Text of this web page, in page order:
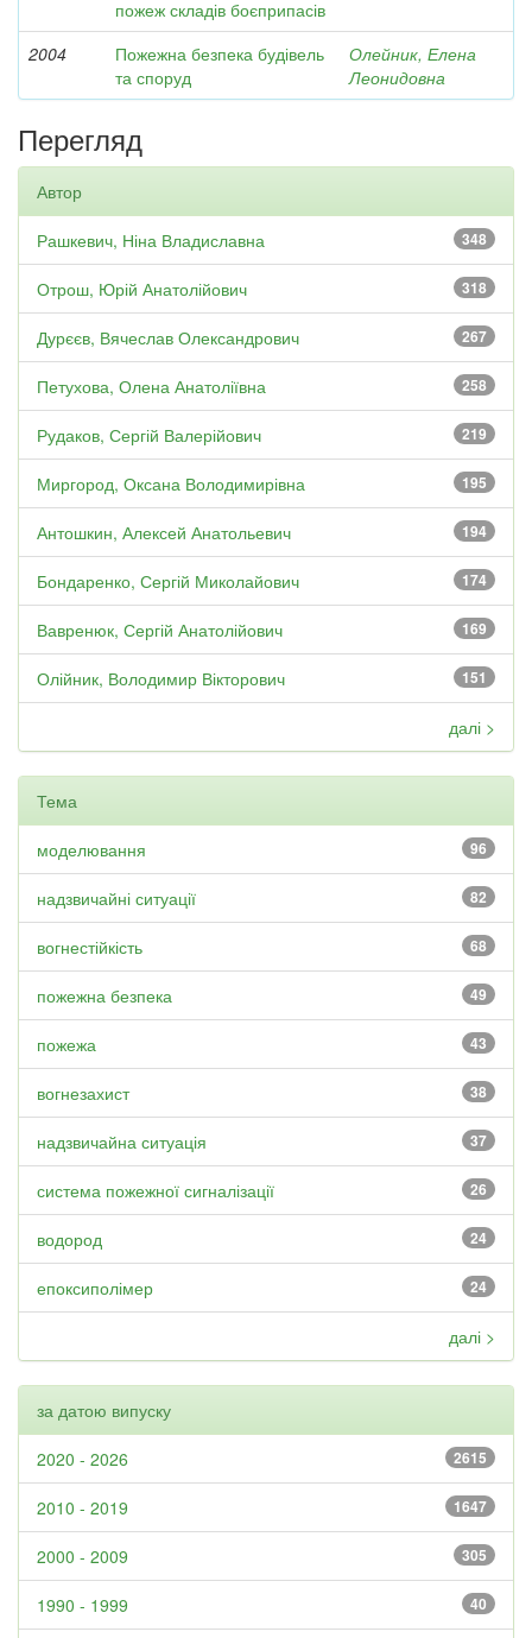
пожеж складів боєприпасів
2004
Пожежна безпека будівель
та споруд
Олейник, Елена
Леонидовна
Перегляд
Автор
348
Рашкевич, Ніна Владиславна
318
Отрош, Юрій Анатолійович
267
Дурєєв, Вячеслав Олександрович
258
Петухова, Олена Анатоліївна
219
Рудаков, Сергій Валерійович
195
Миргород, Оксана Володимирівна
194
Антошкин, Алексей Анатольевич
174
Бондаренко, Сергій Миколайович
169
Вавренюк, Сергій Анатолійович
151
Олійник, Володимир Вікторович
далі >
Тема
96
моделювання
82
надзвичайні ситуації
68
вогнестійкість
49
пожежна безпека
43
пожежа
38
вогнезахист
37
надзвичайна ситуація
26
система пожежної сигналізації
24
водород
24
епоксиполімер
далі >
за датою випуску
2615
2020 - 2026
1647
2010 - 2019
305
2000 - 2009
40
1990 - 1999